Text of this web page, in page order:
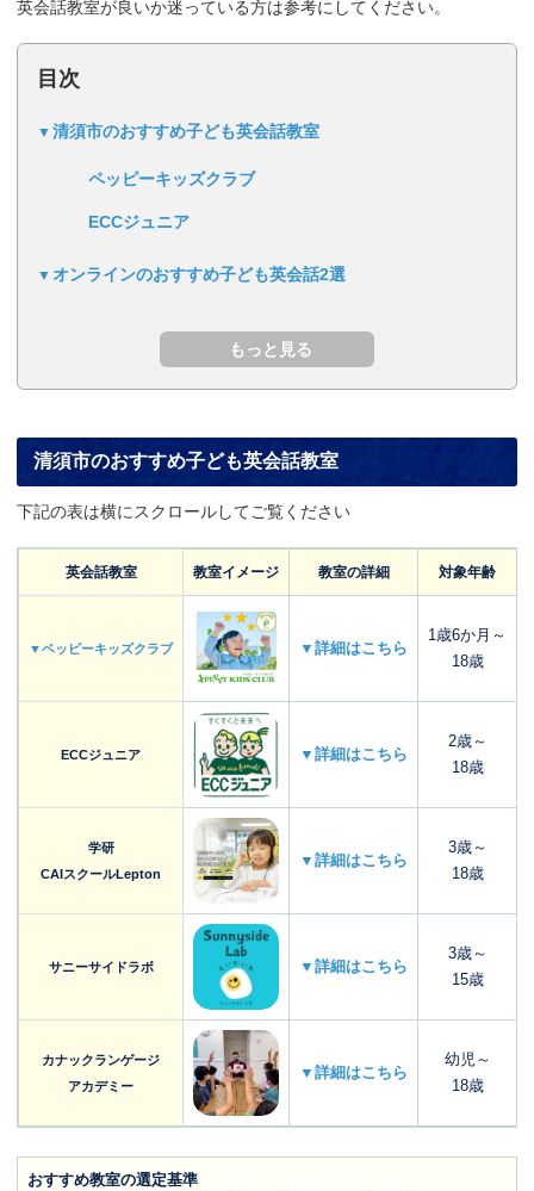
英会話教室が良いか迷っている方は参考にしてください。
目次
清須市のおすすめ子ども英会話教室
ペッピーキッズクラブ
ECCジュニア
オンラインのおすすめ子ども英会話2選
清須市のおすすめ子ども英会話教室
下記の表は横にスクロールしてご覧ください
英会話教室 教室イメージ 教室の詳細 対象年齢
▼ペッピーキッズクラブ ▼詳細はこちら
1歳6か月～
18歳
ECCジュニア ▼詳細はこちら
2歳～
18歳
学研
CAIスクールLepton
▼詳細はこちら
3歳～
18歳
サニーサイドラボ ▼詳細はこちら
3歳～
15歳
カナックランゲージ
アカデミー
▼詳細はこちら
幼児～
18歳
おすすめ教室の選定基準